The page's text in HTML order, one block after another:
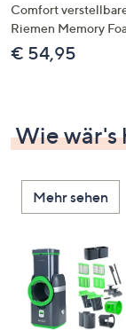
Comfort
Riemen Memory
€ 54,95
Wie wär's
Mehr sehen